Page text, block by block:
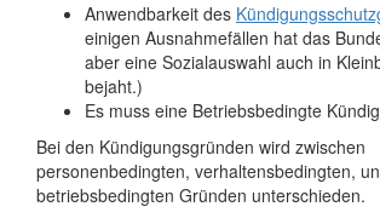
Anwendbarkeit des
einigen Ausnahmefällen hat das
aber eine Sozialauswahl auch in
bejaht.)
Es muss eine Betriebsbedingte
Bei den Kündigungsgründen wird zwischen
personenbedingten, verhaltensbedingten,
betriebsbedingten Gründen unterschieden.